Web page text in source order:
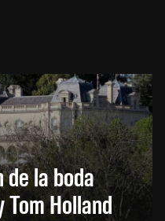
la boda
Holland